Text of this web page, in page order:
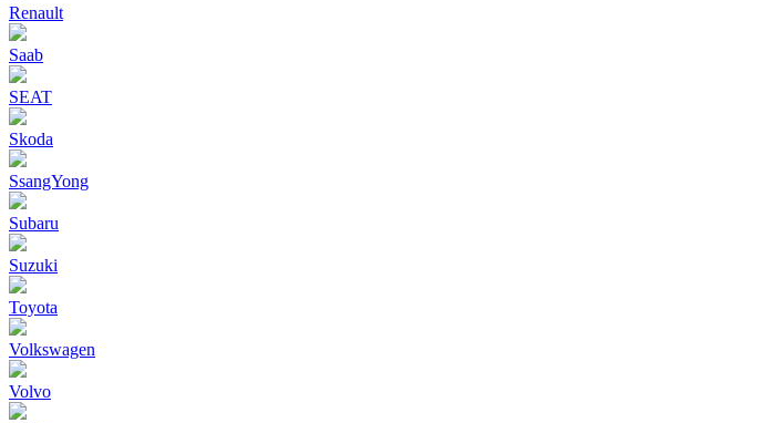
Renault
Saab
SEAT
Skoda
SsangYong
Subaru
Suzuki
Toyota
Volkswagen
Volvo